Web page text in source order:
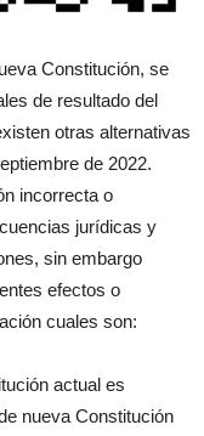
Constitución, se
de resultado del
otras alternativas
de 2022.
incorrecta o
jurídicas y
sin embargo
efectos o
cuales son:
actual es
nueva Constitución